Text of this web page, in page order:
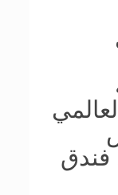
فندق